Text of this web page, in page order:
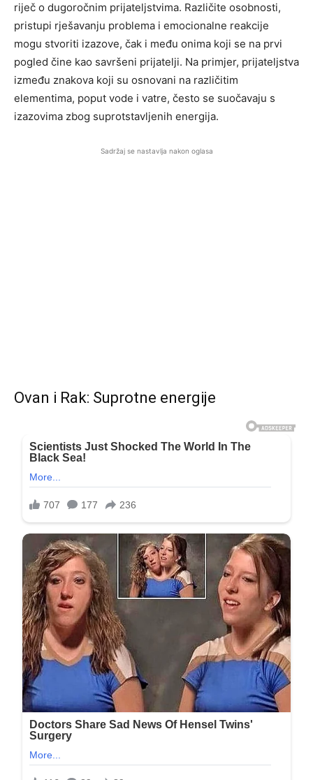
riječ o dugoročnim prijateljstvima. Različite osobnosti,
pristupi rješavanju problema i emocionalne reakcije
mogu stvoriti izazove, čak i među onima koji se na prvi
pogled čine kao savršeni prijatelji. Na primjer, prijateljstva
između znakova koji su osnovani na različitim
elementima, poput vode i vatre, često se suočavaju s
izazovima zbog suprotstavljenih energija.
Sadržaj se nastavlja nakon oglasa
Ovan i Rak: Suprotne energije